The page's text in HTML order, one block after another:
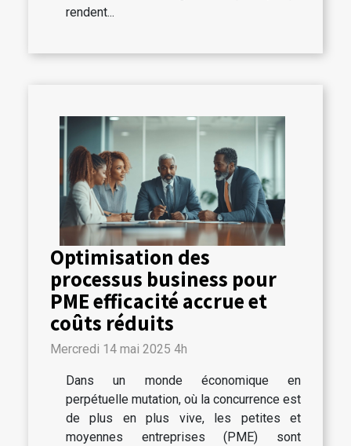
rendent...
Optimisation des
processus business pour
PME efficacité accrue et
coûts réduits
Mercredi 14 mai 2025 4h
Dans un monde économique en
perpétuelle mutation, où la concurrence est
de plus en plus vive, les petites et
moyennes entreprises (PME) sont